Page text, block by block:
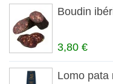
Boudin
3,80 €
Lomo pata